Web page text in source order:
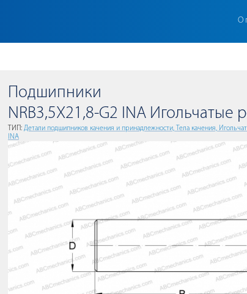
О
Подшипники
NRB3,5X21,8-G2 INA Игольчатые
ТИП: Детали подшипников качения и принадлежности, Тела качения,
INA